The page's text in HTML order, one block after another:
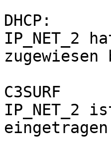
DHCP:
IP_NET_2
zugewiesen
C3SURF
IP_NET_2 ist